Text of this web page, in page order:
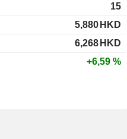
15
5,880 HKD
6,268 HKD
+6,59 %